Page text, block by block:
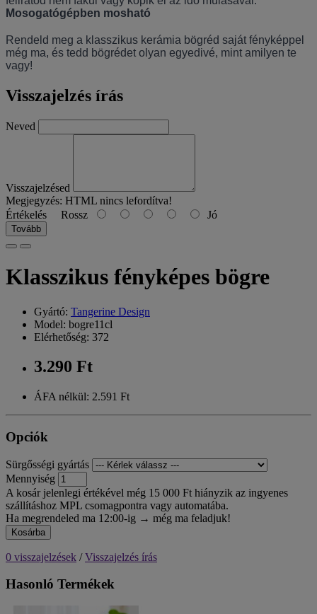
Mosogatógépben mosható
Rendeld meg a klasszikus kerámia bögréd saját fényképpel
még ma, és tedd bögrédet olyan egyedivé, mint amilyen te
vagy!
Visszajelzés írás
Neved
Visszajelzésed
Megjegyzés: HTML nincs lefordítva!
Értékelés Rossz Jó
Tovább
Klasszikus fényképes bögre
Gyártó: Tangerine Design
Model: bogre11cl
Elérhetőség: 372
3.290 Ft
ÁFA nélkül: 2.591 Ft
Opciók
Sürgősségi gyártás
Mennyiség
A kosár jelenlegi értékével még 15 000 Ft hiányzik az ingyenes
szállításhoz MPL csomagpontra vagy automatába.
Ha megrendeled ma 12:00-ig → még ma feladjuk!
Kosárba
0 visszajelzések /Visszajelzés írás
Hasonló Termékek